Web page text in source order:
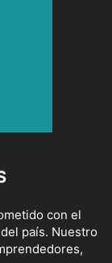
con el
país. Nuestro